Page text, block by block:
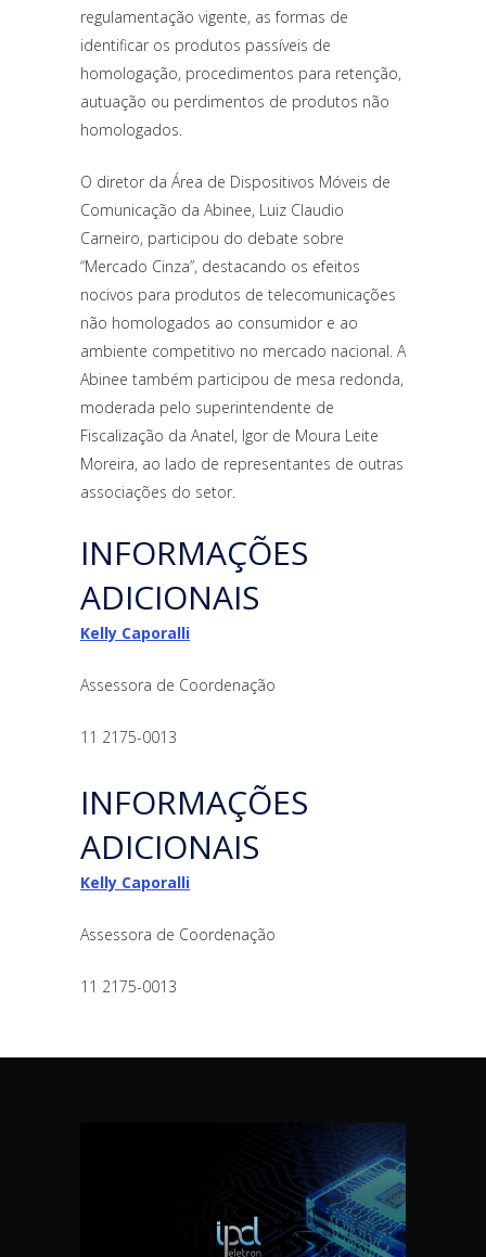
regulamentação vigente, as formas de
identificar os produtos passíveis de
homologação, procedimentos para retenção,
autuação ou perdimentos de produtos não
homologados.
O diretor da Área de Dispositivos Móveis de
Comunicação da Abinee, Luiz Claudio
Carneiro, participou do debate sobre
“Mercado Cinza”, destacando os efeitos
nocivos para produtos de telecomunicações
não homologados ao consumidor e ao
ambiente competitivo no mercado nacional. A
Abinee também participou de mesa redonda,
moderada pelo superintendente de
Fiscalização da Anatel, Igor de Moura Leite
Moreira, ao lado de representantes de outras
associações do setor.
INFORMAÇÕES
ADICIONAIS
Kelly Caporalli
Assessora de Coordenação
11 2175-0013
INFORMAÇÕES
ADICIONAIS
Kelly Caporalli
Assessora de Coordenação
11 2175-0013